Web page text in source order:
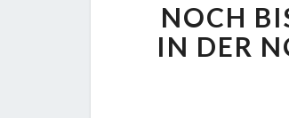
NOCH
IN DER